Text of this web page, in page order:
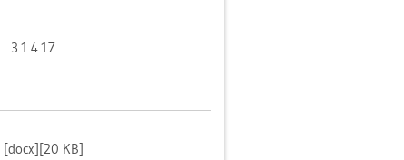
3.​1.​4.​17
[docx][20 KB]